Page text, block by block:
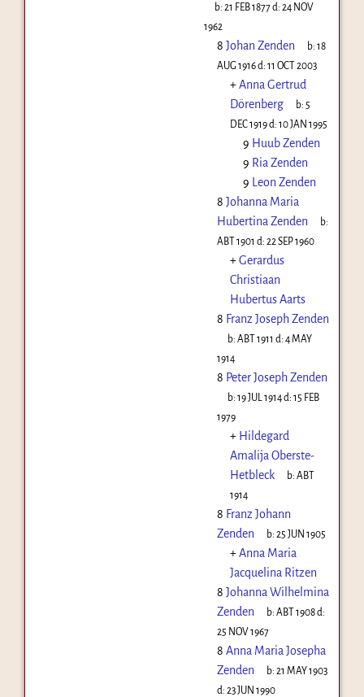
b:21 FEB 1877d:24 NOV
1962
8 Johan Zenden b:18
AUG 1916d: 11 OCT 2003
+Anna Gertrud
Dörenberg
b: 5
DEC 1919d: 10 JAN 1995
9 Huub Zenden
9 Ria Zenden
9 Leon Zenden
8 Johanna Maria
Hubertina Zenden
b:
ABT 1901 d: 22 SEP 1960
+Gerardus
Christiaan
Hubertus Aarts
8 Franz Joseph Zenden
b:ABT 1911 d:4 MAY
1914
8 Peter Joseph Zenden
b:19 JUL 1914d:15 FEB
1979
+ Hildegard
Amalija Oberste-
Hetbleck
b:ABT
1914
8 Franz Johann
Zenden
b:25 JUN 1905
+Anna Maria
Jacquelina Ritzen
8 Johanna Wilhelmina
Zenden
b:ABT 1908d:
25 NOV 1967
8 Anna Maria Josepha
Zenden
b:21 MAY 1903
d: 23 JUN 1990